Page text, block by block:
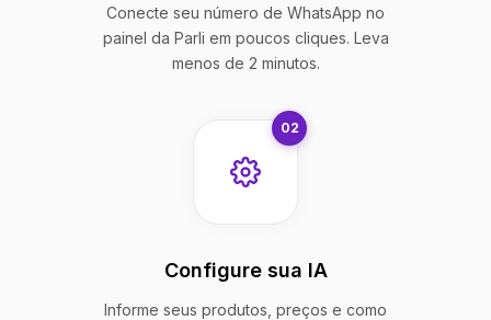
Conecte seu número de WhatsApp no
painel da Parli em poucos cliques. Leva
menos de 2 minutos.
02
Configure sua IA
Informe seus produtos, preços e como